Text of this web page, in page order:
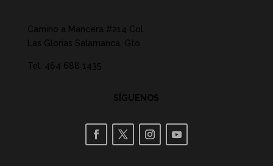
Camino a Mancera #214 Col.
Las Glorias Salamanca, Gto.
Tel. 464 688 1435
SÍGUENOS